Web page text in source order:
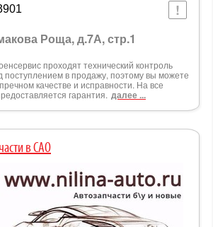
Роща, д.7А, стр.1
проходят технический контроль
поступлением в продажу, поэтому вы можете
качестве и исправности. На все
гарантия. далее ...
в САО